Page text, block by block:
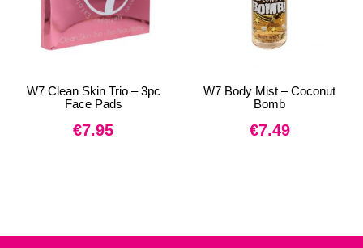
W7 Clean Skin Trio – 3pc
Face Pads
€7.95
W7 Body Mist – Coconut
Bomb
€7.49